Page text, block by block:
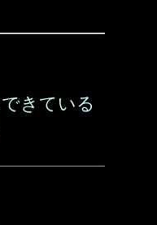
きている